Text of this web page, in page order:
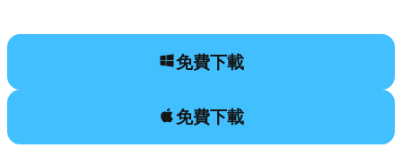
免費下載
免費下載